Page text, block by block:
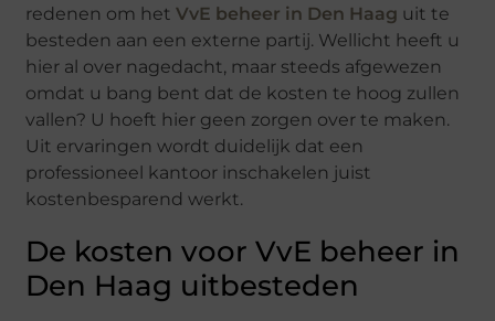
redenen om hetVvE beheer in Den Haag uit te
besteden aan een externe partij. Wellicht heeft u
hier al over nagedacht, maar steeds afgewezen
omdat u bang bent dat de kosten te hoog zullen
vallen? U hoeft hier geen zorgen over te maken.
Uit ervaringen wordt duidelijk dat een
professioneel kantoor inschakelen juist
kostenbesparend werkt.
De kosten voor VvE beheer in
Den Haag uitbesteden